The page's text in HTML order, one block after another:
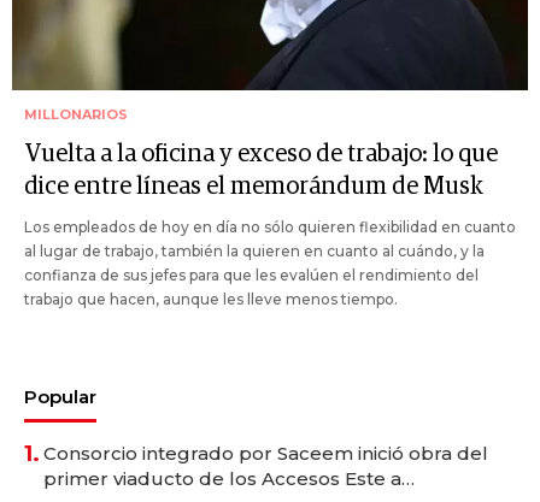
MILLONARIOS
Vuelta a la oficina y exceso de trabajo: lo que
dice entre líneas el memorándum de Musk
Los empleados de hoy en día no sólo quieren flexibilidad en cuanto
al lugar de trabajo, también la quieren en cuanto al cuándo, y la
confianza de sus jefes para que les evalúen el rendimiento del
trabajo que hacen, aunque les lleve menos tiempo.
Popular
1. Consorcio integrado por Saceem inició obra del
primer viaducto de los Accesos Este a